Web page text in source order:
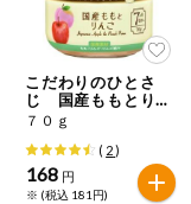
複数注文でお
トク
ポイントがも
らえる！
お弁当用商品
こだわりのひとさ
じ 国産ももとりん
ご
７０ｇ
( 2)
168 円
※ (税込 181円)